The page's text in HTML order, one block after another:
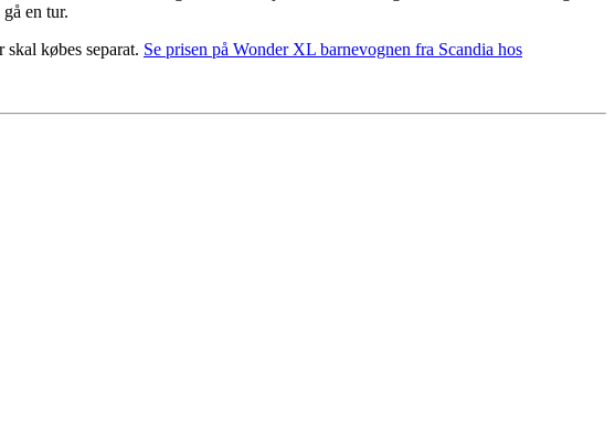
en tur.
købes separat. Se prisen på Wonder XL barnevognen fra Scandia hos